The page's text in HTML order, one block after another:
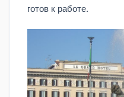
готов к работе.